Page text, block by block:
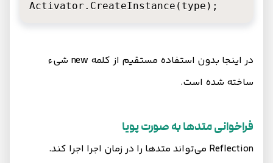
Activator.CreateInstance(type);
در اینجا بدون استفاده مستقیم از کلمه new شیء
ساخته شده است.
فراخوانی متدها به صورت پویا
Reflection می‌تواند متدها را در زمان اجرا اجرا کند.